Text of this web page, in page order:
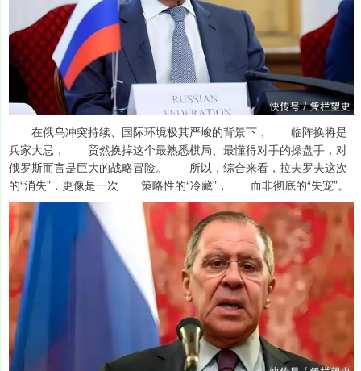
在俄乌冲突持续、国际环境极其严峻的背景下， 临阵换将是
兵家大忌， 贸然换掉这个最熟悉棋局、最懂得对手的操盘手，对
俄罗斯而言是巨大的战略冒险。 所以，综合来看，拉夫罗夫这次
的“消失”，更像是一次 策略性的“冷藏”， 而非彻底的“失宠”。